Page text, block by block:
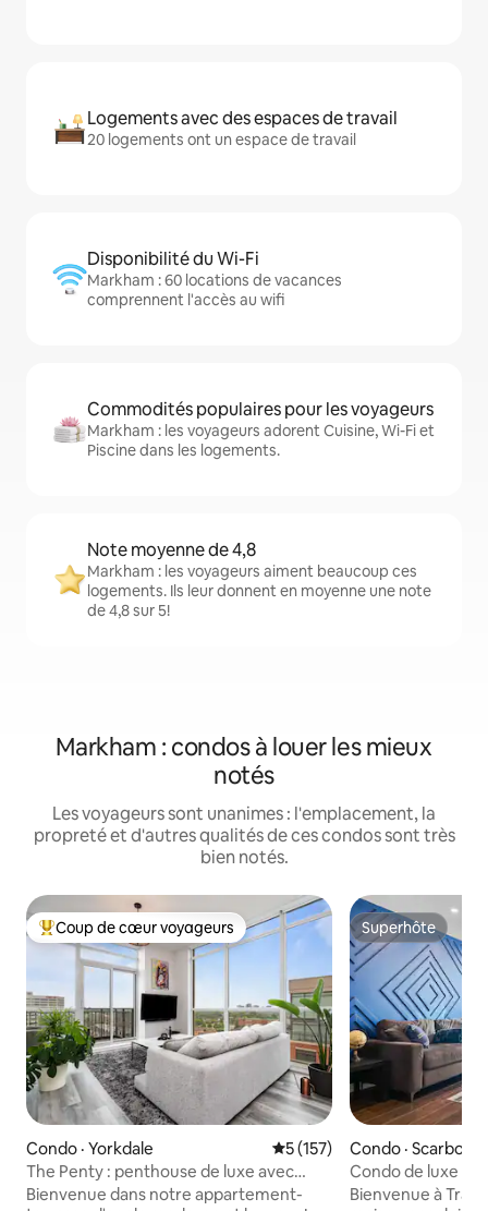
Logements avec des espaces de travail
20 logements ont un espace de travail
Disponibilité du Wi-Fi
Markham : 60 locations de vacances
comprennent l'accès au wifi
Commodités populaires pour les voyageurs
Markham : les voyageurs adorent Cuisine, Wi-Fi et
Piscine dans les logements.
Note moyenne de 4,8
Markham : les voyageurs aiment beaucoup ces
logements. Ils leur donnent en moyenne une note
de 4,8 sur 5!
Markham : condos à louer les mieux
notés
Les voyageurs sont unanimes : l'emplacement, la
propreté et d'autres qualités de ces condos sont très
bien notés.
Coup de cœur voyageurs parmi les plus aimés
Coup de cœur voyageurs
Condo · Yorkdale Note moyenne de 5 sur 5,
5 (157)
The Penty : penthouse de luxe avec
piscine et jacuzzi
Bienvenue dans notre appartement-
Superhôte
Superhôte
Condo ·
Condo de luxe
gratuit à Toronto !
Bienvenue à